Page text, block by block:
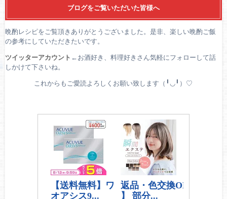
ブログをご覧いただいた皆様へ
晩酌レシピをご覧頂きありがとうございました。是非、楽しい晩酌ご飯
の参考にしていただきたいです。
ツイッターアカウント ←お酒好き、料理好きさん気軽にフォローして話
しかけて下さいね。
これからもご愛読よろしくお願い致します（╹◡╹）♡